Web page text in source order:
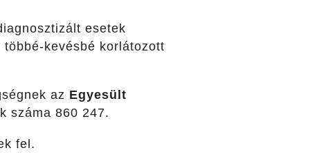
esetek
kevésbé korlátozott
az Egyesült
száma 860 247.
fel.